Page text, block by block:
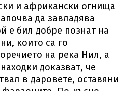
и африкански огнища
да завладява
е бил добре познат на
които са го
на река Нил, а
доказват, че
в даровете, оставяни